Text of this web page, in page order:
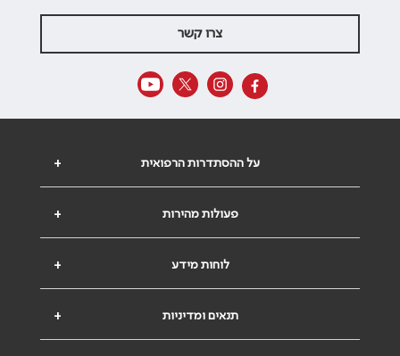
צרו קשר
+ על ההסתדרות הרפואית
+ פעולות מהירות
+ לוחות מידע
+ תנאים ומדיניות